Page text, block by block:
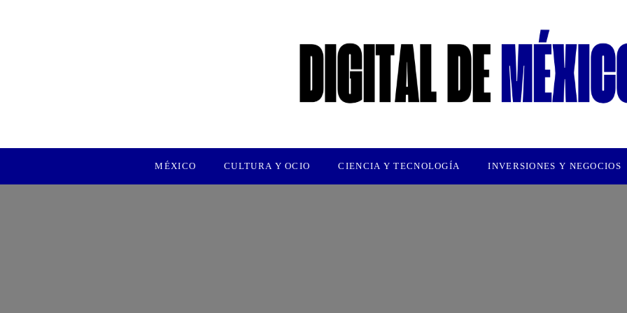
MÉXICO CULTURA Y OCIO CIENCIA Y TECNOLOGÍA INVERSIONES Y NEGOCIOS